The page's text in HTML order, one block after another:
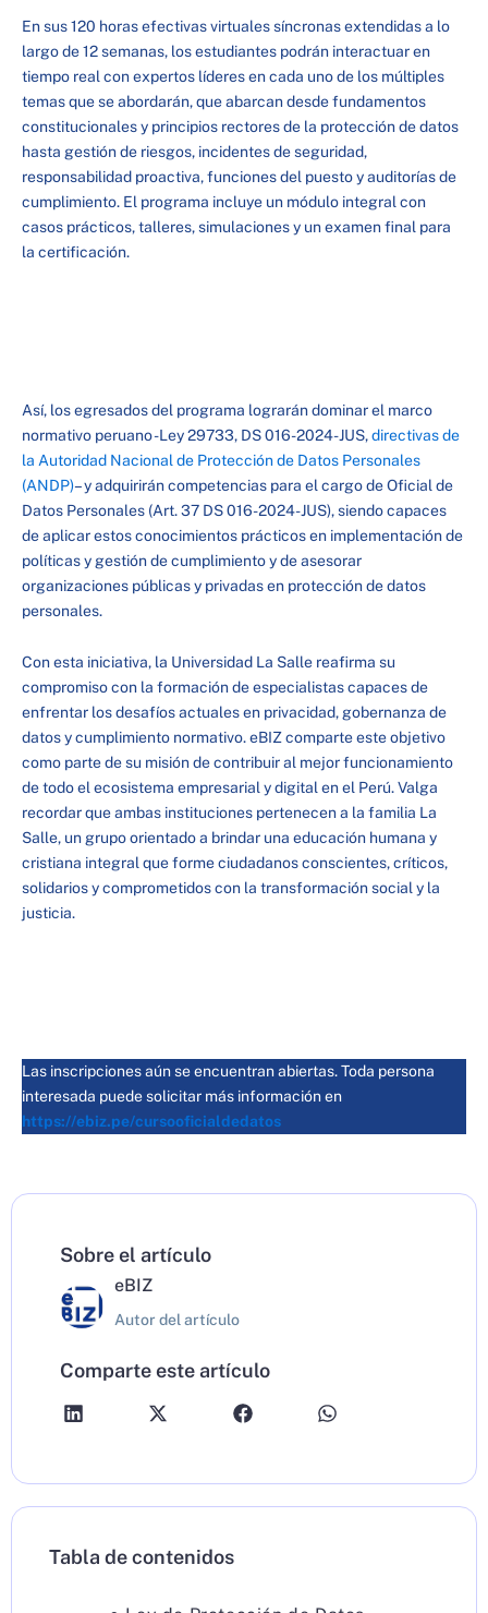
En sus 120 horas efectivas virtuales síncronas extendidas a lo
largo de 12 semanas, los estudiantes podrán interactuar en
tiempo real con expertos líderes en cada uno de los múltiples
temas que se abordarán, que abarcan desde fundamentos
constitucionales y principios rectores de la protección de datos
hasta gestión de riesgos, incidentes de seguridad,
responsabilidad proactiva, funciones del puesto y auditorías de
cumplimiento. El programa incluye un módulo integral con
casos prácticos, talleres, simulaciones y un examen final para
la certificación.
Así, los egresados del programa lograrán dominar el marco
normativo peruano -Ley 29733, DS 016-2024-JUS,directivas de
la Autoridad Nacional de Protección de Datos Personales
(ANDP)– y adquirirán competencias para el cargo de Oficial de
Datos Personales (Art. 37 DS 016-2024-JUS), siendo capaces
de aplicar estos conocimientos prácticos en implementación de
políticas y gestión de cumplimiento y de asesorar
organizaciones públicas y privadas en protección de datos
personales.
Con esta iniciativa, la Universidad La Salle reafirma su
compromiso con la formación de especialistas capaces de
enfrentar los desafíos actuales en privacidad, gobernanza de
datos y cumplimiento normativo. eBIZ comparte este objetivo
como parte de su misión de contribuir al mejor funcionamiento
de todo el ecosistema empresarial y digital en el Perú. Valga
recordar que ambas instituciones pertenecen a la familia La
Salle, un grupo orientado a brindar una educación humana y
cristiana integral que forme ciudadanos conscientes, críticos,
solidarios y comprometidos con la transformación social y la
justicia.
Las inscripciones aún se encuentran abiertas. Toda persona
interesada puede solicitar más información en
https://ebiz.pe/cursooficialdedatos
Sobre el artículo
eBIZ
Autor del artículo
Comparte este artículo
Tabla de contenidos